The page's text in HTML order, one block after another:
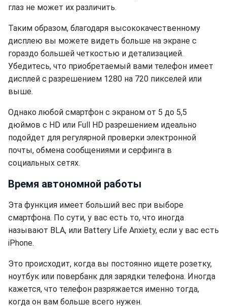
глаз не может их различить.
Таким образом, благодаря высококачественному
дисплею вы можете видеть больше на экране с
гораздо большей четкостью и детализацией.
Убедитесь, что приобретаемый вами телефон имеет
дисплей с разрешением 1280 на 720 пикселей или
выше.
Однако любой смартфон с экраном от 5 до 5,5
дюймов с HD или Full HD разрешением идеально
подойдет для регулярной проверки электронной
почты, обмена сообщениями и серфинга в
социальных сетях.
Время автономной работы
Эта функция имеет больший вес при выборе
смартфона. По сути, у вас есть то, что иногда
называют BLA, или Battery Life Anxiety, если у вас есть
iPhone.
Это происходит, когда вы постоянно ищете розетку,
ноутбук или повербанк для зарядки телефона. Иногда
кажется, что телефон разряжается именно тогда,
когда он вам больше всего нужен.